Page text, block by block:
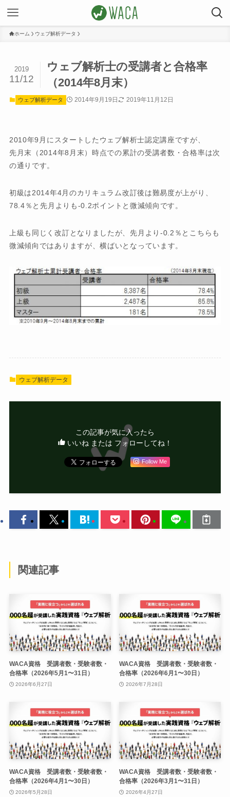
ホーム ウェブ解析データ
ウェブ解析士の受講者と合格率
（2014年8月末）
2019
11/12
ウェブ解析データ 2014年9月19日 2019年11月12日
2010年9月にスタートしたウェブ解析士認定講座ですが、
先月末（2014年8月末）時点での累計の受講者数・合格率は次
の通りです。
初級は2014年4月のカリキュラム改訂後は難易度が上がり、
78.4％と先月よりも-0.2ポイントと微減傾向です。
上級も同じく改訂となりましたが、先月より-0.2％とこちらも
微減傾向ではありますが、横ばいとなっています。
ウェブ解析データ
この記事が気に入ったら
いいね または フォローしてね！
Follow Me
関連記事
WACA資格 受講者数・受験者数・
合格率（2026年5月1〜31日）
2026年6月27日
WACA資格 受講者数・受験者数・
合格率（2026年6月1〜30日）
2026年7月28日
WACA資格 受講者数・受験者数・
合格率（2026年4月1〜30日）
2026年5月28日
WACA資格 受講者数・受験者数・
合格率（2026年3月1〜31日）
2026年4月27日